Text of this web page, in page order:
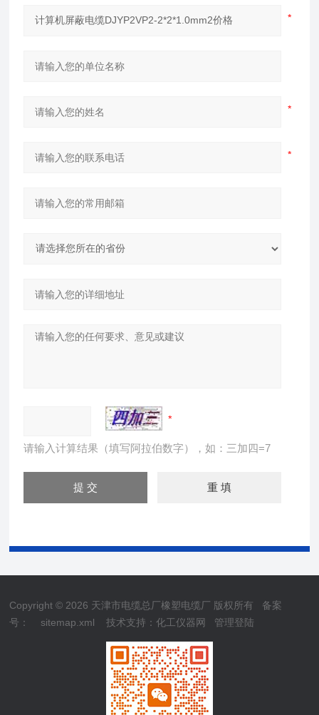
请输入计算结果（填写阿拉伯数字），如：三加四=7
Copyright © 2026 天津市电缆总厂橡塑电缆厂 版权所有 备案
号：
sitemap.xml 技术支持：化工仪器网 管理登陆